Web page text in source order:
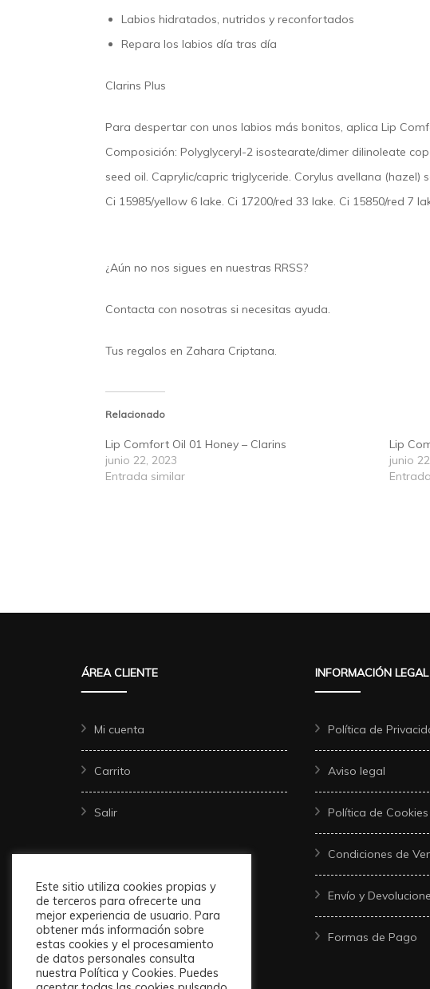
Labios hidratados, nutridos y reconfortados
Repara los labios día tras día
Clarins Plus
Para despertar con unos labios más bonitos, aplica Lip
Composición: Polyglyceryl-2 isostearate/dimer dilinoleate
seed oil. Caprylic/capric triglyceride. Corylus avellana
Ci 15985/yellow 6 lake. Ci 17200/red 33 lake. Ci 15850/red 7
¿Aún no nos sigues en nuestras RRSS?
Contacta con nosotras si necesitas ayuda.
Tus regalos en Zahara Criptana.
Relacionado
Lip Comfort Oil 01 Honey – Clarins
junio 22, 2023
Entrada similar
Lip
junio
ÁREA CLIENTE
Mi cuenta
Carrito
Salir
INFORMACIÓN LEGAL
Política de
Aviso legal
Política de Cookies
Condiciones de
Envío y
Formas de Pago
Este sitio utiliza cookies propias y
de terceros para ofrecerte una
mejor experiencia de usuario. Para
obtener más información sobre
estas cookies y el procesamiento
de datos personales consulta
nuestra Política y Cookies. Puedes